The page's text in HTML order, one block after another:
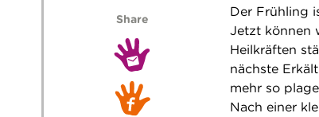
Der Frühling
Jetzt können
Heilkräften
nächste
mehr so
Nach einer
Share